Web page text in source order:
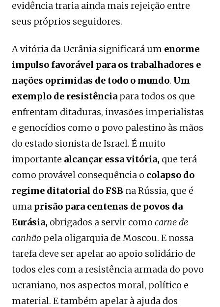
evidência traria ainda mais rejeição entre
seus próprios seguidores.
A vitória da Ucrânia significará um enorme
impulso favorável para os trabalhadores e
nações oprimidas de todo o mundo. Um
exemplo de resistência para todos os que
enfrentam ditaduras, invasões imperialistas
e genocídios como o povo palestino às mãos
do estado sionista de Israel. É muito
importante alcançar essa vitória, que terá
como provável consequência o colapso do
regime ditatorial do FSB na Rússia, que é
uma prisão para centenas de povos da
Eurásia, obrigados a servir como carne de
canhão pela oligarquia de Moscou. E nossa
tarefa deve ser apelar ao apoio solidário de
todos eles com a resistência armada do povo
ucraniano, nos aspectos moral, político e
material. E também apelar à ajuda dos